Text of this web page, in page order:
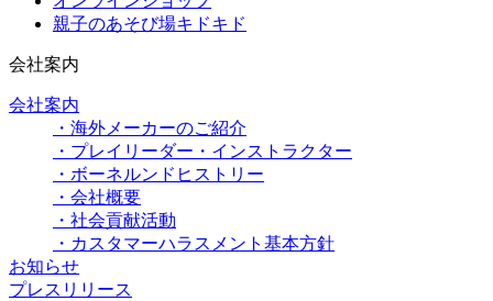
親子のあそび場キドキド
会社案内
会社案内
・海外メーカーのご紹介
・プレイリーダー・インストラクター
・ボーネルンドヒストリー
・会社概要
・社会貢献活動
・カスタマーハラスメント基本方針
お知らせ
プレスリリース